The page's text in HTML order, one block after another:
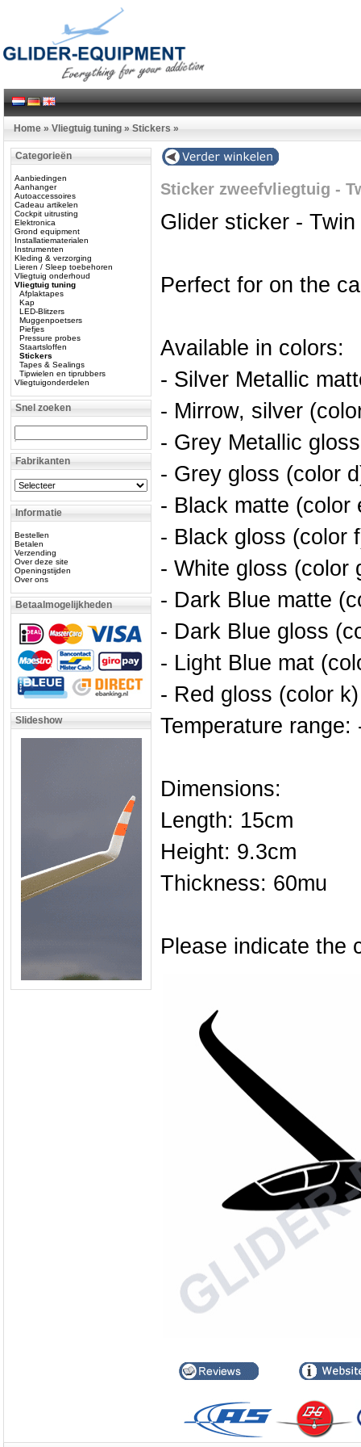
Home » Vliegtuig tuning » Stickers »
Categorieën
Aanbiedingen
Aanhanger
Autoaccessoires
Cadeau artikelen
Cockpit uitrusting
Elektronica
Grond equipment
Installatiematerialen
Instrumenten
Kleding & verzorging
Lieren / Sleep toebehoren
Vliegtuig onderhoud
Vliegtuig tuning
Afplaktapes
Kap
LED-Blitzers
Muggenpoetsers
Piefjes
Pressure probes
Staartsloffen
Stickers
Tapes & Sealings
Tipwielen en tiprubbers
Vliegtuigonderdelen
Snel zoeken
Fabrikanten
Informatie
Bestellen
Betalen
Verzending
Over deze site
Openingstijden
Over ons
Betaalmogelijkheden
Slideshow
Sticker zweefvliegtuig -
Glider sticker -
Perfect for on the
Available in colors:
- Silver Metallic
- Mirrow, silver
- Grey Metallic
- Grey gloss (color
- Black matte (color
- Black gloss (color
- White gloss (color
- Dark Blue matte
- Dark Blue gloss
- Light Blue mat
- Red gloss (color k)
Temperature range:
Dimensions:
Length: 15cm
Height: 9.3cm
Thickness: 60mu
Please indicate the